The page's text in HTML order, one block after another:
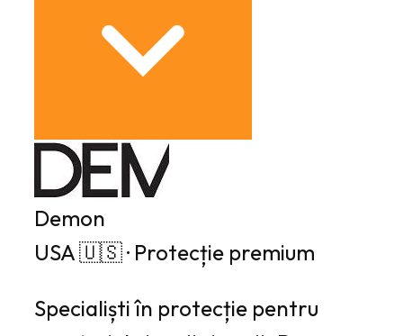
Demon
USA 🇺🇸 · Protecție premium
Specialiști în protecție pentru